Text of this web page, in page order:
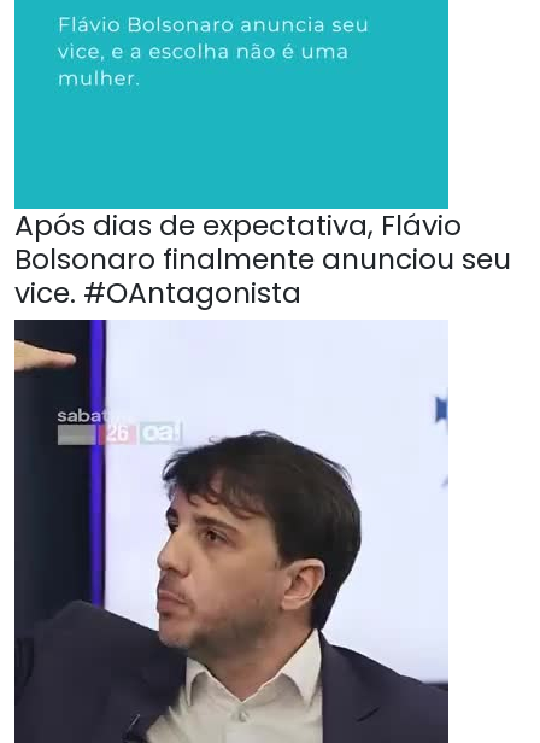
Após dias de expectativa, Flávio
Bolsonaro finalmente anunciou seu
vice. #OAntagonista